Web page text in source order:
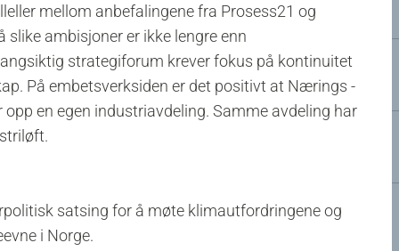
mellom anbefalingene fra Prosess21 og
ambisjoner er ikke lengre enn
strategiforum krever fokus på kontinuitet
På embetsverksiden er det positivt at Nærings -
en egen industriavdeling. Samme avdeling har
satsing for å møte klimautfordringene og
i Norge.